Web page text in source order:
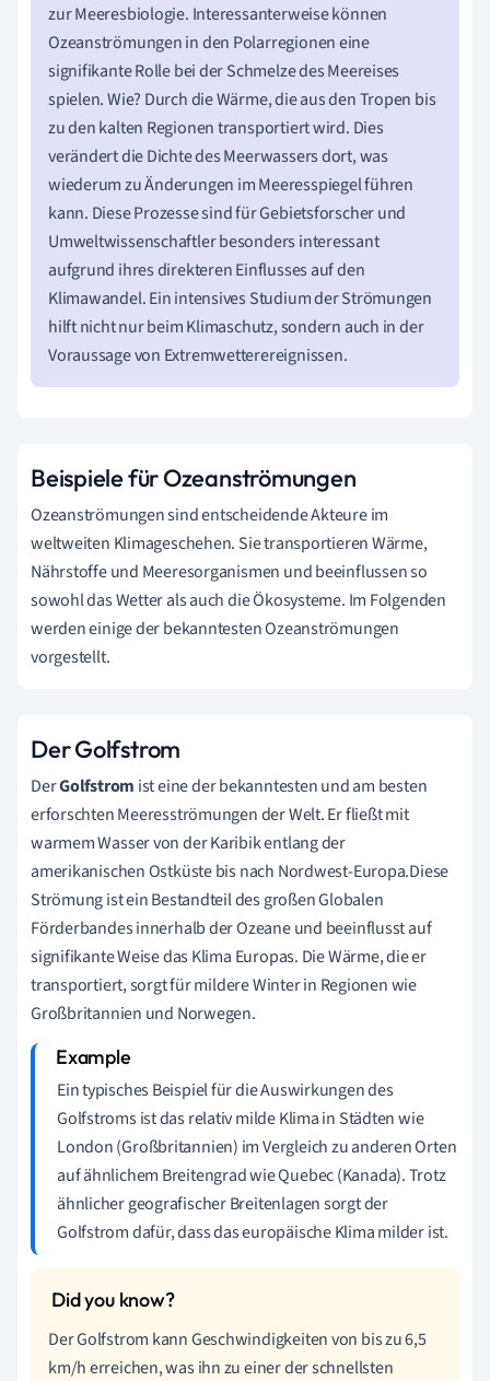
zur Meeresbiologie. Interessanterweise können
Ozeanströmungen in den Polarregionen eine
signifikante Rolle bei der Schmelze des Meereises
spielen. Wie? Durch die Wärme, die aus den Tropen bis
zu den kalten Regionen transportiert wird. Dies
verändert die Dichte des Meerwassers dort, was
wiederum zu Änderungen im Meeresspiegel führen
kann. Diese Prozesse sind für Gebietsforscher und
Umweltwissenschaftler besonders interessant
aufgrund ihres direkteren Einflusses auf den
Klimawandel. Ein intensives Studium der Strömungen
hilft nicht nur beim Klimaschutz, sondern auch in der
Voraussage von Extremwetterereignissen.
Beispiele für Ozeanströmungen
Ozeanströmungen sind entscheidende Akteure im
weltweiten Klimageschehen. Sie transportieren Wärme,
Nährstoffe und Meeresorganismen und beeinflussen so
sowohl das Wetter als auch die Ökosysteme. Im Folgenden
werden einige der bekanntesten Ozeanströmungen
vorgestellt.
Der Golfstrom
DerGolfstrom ist eine der bekanntesten und am besten
erforschten Meeresströmungen der Welt. Er fließt mit
warmem Wasser von der Karibik entlang der
amerikanischen Ostküste bis nach Nordwest-Europa.Diese
Strömung ist ein Bestandteil des großen Globalen
Förderbandes innerhalb der Ozeane und beeinflusst auf
signifikante Weise das Klima Europas. Die Wärme, die er
transportiert, sorgt für mildere Winter in Regionen wie
Großbritannien und Norwegen.
Ein typisches Beispiel für die Auswirkungen des
Golfstroms ist das relativ milde Klima in Städten wie
London (Großbritannien) im Vergleich zu anderen Orten
auf ähnlichem Breitengrad wie Quebec (Kanada). Trotz
ähnlicher geografischer Breitenlagen sorgt der
Golfstrom dafür, dass das europäische Klima milder ist.
Der Golfstrom kann Geschwindigkeiten von bis zu 6,5
km/h erreichen, was ihn zu einer der schnellsten